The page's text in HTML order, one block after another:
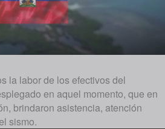
la labor de los efectivos del
en aquel momento, que en
brindaron asistencia, atención
sismo.